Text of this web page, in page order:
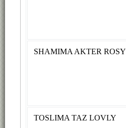
SHAMIMA AKTER ROSY
TOSLIMA TAZ LOVLY